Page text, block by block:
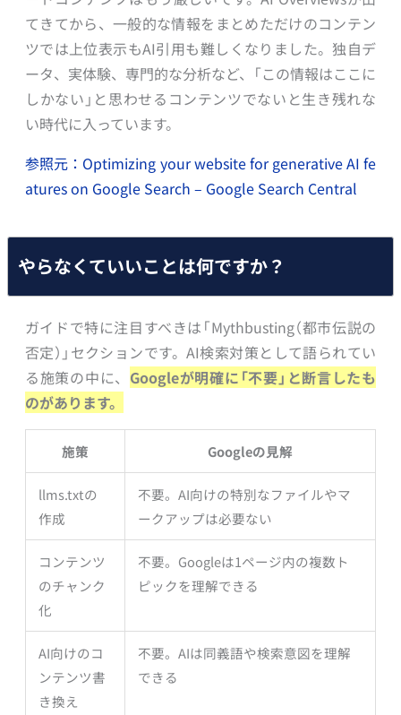
てきてから、一般的な情報をまとめただけのコンテン
ツでは上位表示もAI引用も難しくなりました。独自デ
ータ、実体験、専門的な分析など、「この情報はここに
しかない」と思わせるコンテンツでないと生き残れな
い時代に入っています。
参照元：Optimizing your website for generative AI fe
atures on Google Search – Google Search Central
やらなくていいことは何ですか？
ガイドで特に注目すべきは「Mythbusting（都市伝説の
否定）」セクションです。AI検索対策として語られてい
る施策の中に、 Googleが明確に「不要」と断言したも
のがあります。
施策 Googleの見解
llms.txtの
作成
不要。AI向けの特別なファイルやマ
ークアップは必要ない
コンテンツ
のチャンク
化
不要。Googleは1ページ内の複数ト
ピックを理解できる
AI向けのコ
ンテンツ書
き換え
不要。AIは同義語や検索意図を理解
できる